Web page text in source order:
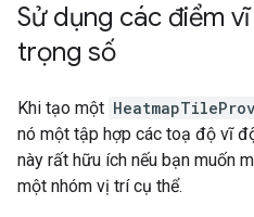
Sử dụng các điểm
trọng số
Khi tạo một
nó một tập hợp các toạ độ vĩ
này rất hữu ích nếu bạn muốn
một nhóm vị trí cụ thể.